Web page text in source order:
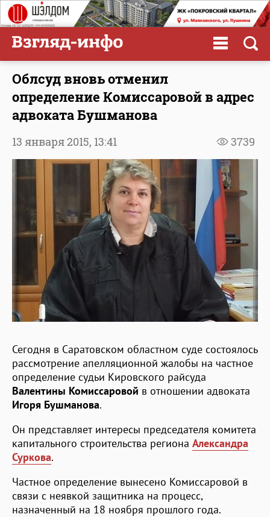
Облсуд вновь отменил
определение Комиссаровой в адрес
адвоката Бушманова
3739
13 января 2015, 13:41
Сегодня в Саратовском областном суде состоялось
рассмотрение апелляционной жалобы на частное
определение судьи Кировского райсуда
Валентины Комиссаровой в отношении адвоката
Игоря Бушманова.
Он представляет интересы председателя комитета
капитального строительства региона Александра
Суркова.
Частное определение вынесено Комиссаровой в
связи с неявкой защитника на процесс,
назначенный на 18 ноября прошлого года.